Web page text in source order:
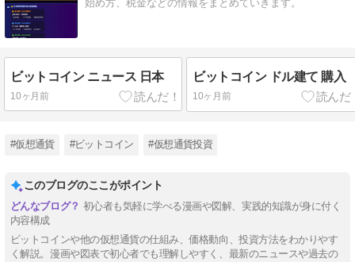
始め方、税金などの情報をまとめていきます。
ビットコイン ニュース 日本
10ヶ月前
ビットコイン ドル建て 購入
10ヶ月前
#仮想通貨 #ビットコイン #仮想通貨投資
このブログのここがポイント
初心者も気軽に学べる漫画や図解、実践的知識が身に付く
内容構成
ビットコインや他の仮想通貨の仕組み、価格動向、投資方法をわかりやす
く解説。漫画や図表で初心者でも理解しやすく、最新のニュースや過去の